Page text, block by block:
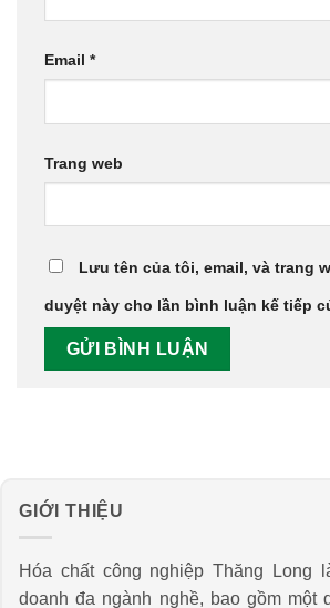
Email *
Trang web
Lưu tên của tôi, email, và trang
duyệt này cho lần bình luận kế tiếp
GIỚI THIỆU
Hóa chất công nghiệp Thăng Long
doanh đa ngành nghề, bao gồm một